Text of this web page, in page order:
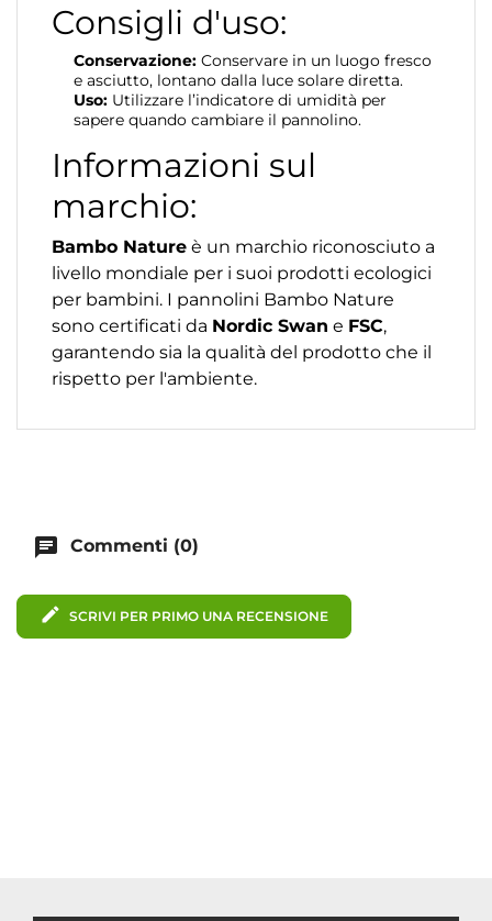
Consigli d'uso:
Conservazione: Conservare in un luogo fresco
e asciutto, lontano dalla luce solare diretta.
Uso: Utilizzare l’indicatore di umidità per
sapere quando cambiare il pannolino.
Informazioni sul
marchio:
Bambo Nature è un marchio riconosciuto a
livello mondiale per i suoi prodotti ecologici
per bambini. I pannolini Bambo Nature
sono certificati da Nordic Swan e FSC,
garantendo sia la qualità del prodotto che il
rispetto per l'ambiente.
chat Commenti (0)
edit SCRIVI PER PRIMO UNA RECENSIONE